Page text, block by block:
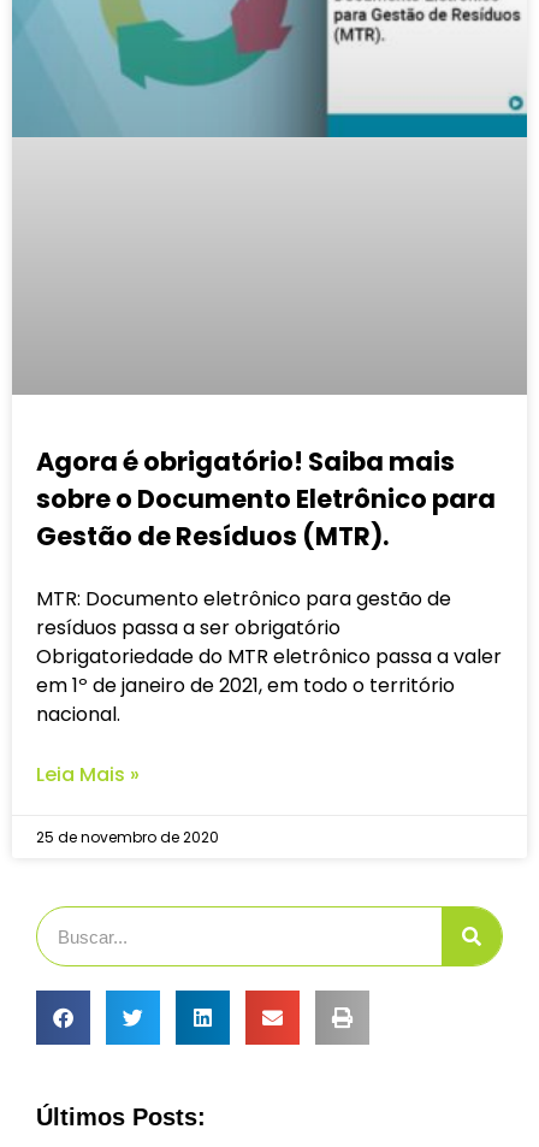
Agora é obrigatório! Saiba mais
sobre o Documento Eletrônico para
Gestão de Resíduos (MTR).
MTR: Documento eletrônico para gestão de
resíduos passa a ser obrigatório
Obrigatoriedade do MTR eletrônico passa a valer
em 1º de janeiro de 2021, em todo o território
nacional.
Leia Mais »
25 de novembro de 2020
Últimos Posts: